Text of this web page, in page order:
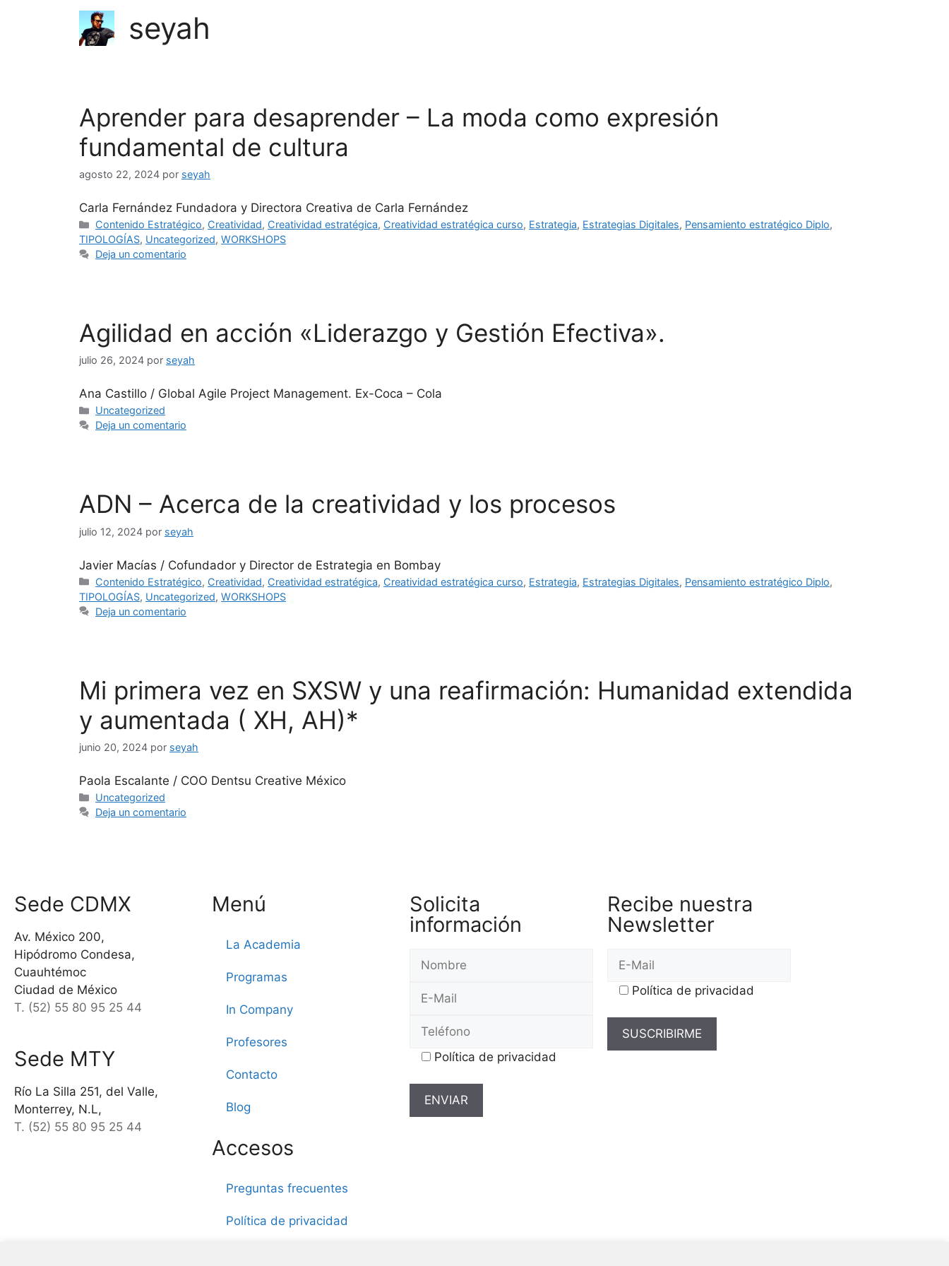
seyah
Aprender para desaprender – La moda como expresión
fundamental de cultura
agosto 22, 2024 por seyah
Carla Fernández Fundadora y Directora Creativa de Carla Fernández
Contenido Estratégico, Creatividad, Creatividad estratégica, Creatividad estratégica curso, Estrategia, Estrategias Digitales, Pensamiento estratégico Diplo,
TIPOLOGÍAS, Uncategorized, WORKSHOPS
Deja un comentario
Agilidad en acción «Liderazgo y Gestión Efectiva».
julio 26, 2024 por seyah
Ana Castillo / Global Agile Project Management. Ex-Coca – Cola
Uncategorized
Deja un comentario
ADN – Acerca de la creatividad y los procesos
julio 12, 2024 por seyah
Javier Macías / Cofundador y Director de Estrategia en Bombay
Contenido Estratégico, Creatividad, Creatividad estratégica, Creatividad estratégica curso, Estrategia, Estrategias Digitales, Pensamiento estratégico Diplo,
TIPOLOGÍAS, Uncategorized, WORKSHOPS
Deja un comentario
Mi primera vez en SXSW y una reafirmación: Humanidad extendida
y aumentada ( XH, AH)*
junio 20, 2024 por seyah
Paola Escalante / COO Dentsu Creative México
Uncategorized
Deja un comentario
Sede CDMX
Av. México 200,
Hipódromo Condesa,
Cuauhtémoc
Ciudad de México
T. (52) 55 80 95 25 44
Sede MTY
Río La Silla 251, del Valle,
Monterrey, N.L,
T. (52) 55 80 95 25 44
Menú
La Academia
Programas
In Company
Profesores
Contacto
Blog
Accesos
Preguntas frecuentes
Política de privacidad
Solicita
información
Política de privacidad
Recibe nuestra
Newsletter
Política de privacidad